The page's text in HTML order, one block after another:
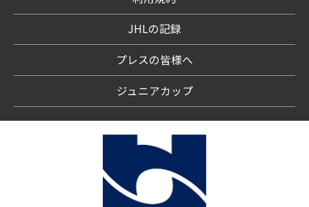
JHLの記録
プレスの皆様へ
ジュニアカップ